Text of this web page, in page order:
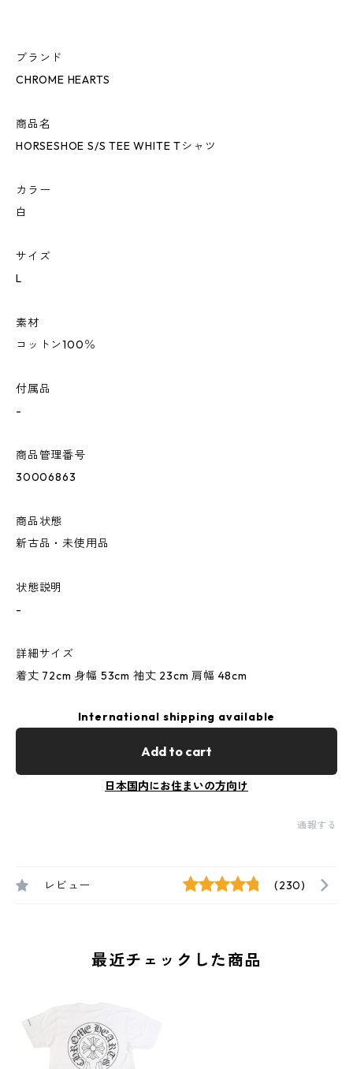
ブランド
CHROME HEARTS
商品名
HORSESHOE S/S TEE WHITE Tシャツ
カラー
白
サイズ
L
素材
コットン100％
付属品
-
商品管理番号
30006863
商品状態
新古品・未使用品
状態説明
-
詳細サイズ
着丈 72cm 身幅 53cm 袖丈 23cm 肩幅 48cm
International shipping available
Add to cart
日本国内にお住まいの方向け
通報する
レビュー (230)
最近チェックした商品